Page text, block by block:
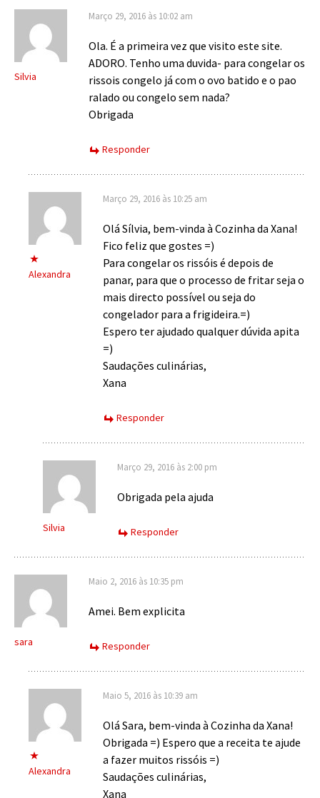
Silvia
Março 29, 2016 às 10:02 am
Ola. É a primeira vez que visito este site.
ADORO. Tenho uma duvida- para congelar os
rissois congelo já com o ovo batido e o pao
ralado ou congelo sem nada?
Obrigada
Responder
Alexandra
Março 29, 2016 às 10:25 am
Olá Sílvia, bem-vinda à Cozinha da Xana!
Fico feliz que gostes =)
Para congelar os rissóis é depois de
panar, para que o processo de fritar seja o
mais directo possível ou seja do
congelador para a frigideira.=)
Espero ter ajudado qualquer dúvida apita
=)
Saudações culinárias,
Xana
Responder
Silvia
Março 29, 2016 às 2:00 pm
Obrigada pela ajuda
Responder
sara
Maio 2, 2016 às 10:35 pm
Amei. Bem explicita
Responder
Alexandra
Maio 5, 2016 às 10:39 am
Olá Sara, bem-vinda à Cozinha da Xana!
Obrigada =) Espero que a receita te ajude
a fazer muitos rissóis =)
Saudações culinárias,
Xana